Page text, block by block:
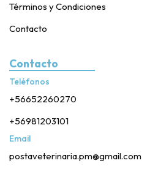
Términos y Condiciones
Contacto
Contacto
Teléfonos
+56652260270
+56981203101
Email
postaveterinaria.pm@gmail.com